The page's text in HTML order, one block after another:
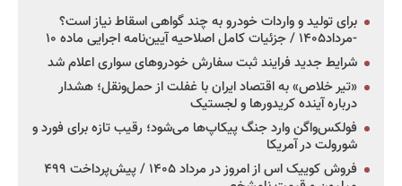
برای تولید و واردات خودرو به چند گواهی اسقاط نیاز است؟
-مرداد۱۴۰۵ / جزئیات کامل اصلاحیه آیین‌نامه اجرایی ماده ۱۰
شرایط جدید فرایند ثبت سفارش خودروهای سواری اعلام شد
«تیر خلاص» به اقتصاد ایران با غفلت از حمل‌ونقل؛ هشدار
درباره آینده کریدورها و لجستیک
فولکس‌واگن وارد جنگ پیکاپ‌ها می‌شود؛ رقیب تازه برای فورد و
شورولت در آمریکا
فروش کوییک اس از امروز در مرداد ۱۴۰۵ / پیش‌پرداخت ۴۹۹